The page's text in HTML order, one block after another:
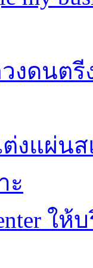
งดนต
งแผ่น
ะ
ใ